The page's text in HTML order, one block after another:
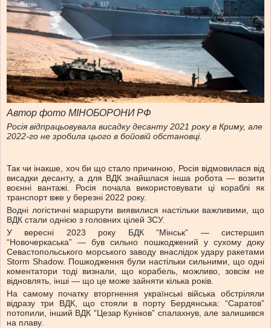
Автор фото МІНОБОРОНИ РФ
Росія відпрацьовувала висадку десанту 2021 року в Криму, але
2022-го не зробила цього в бойовій обстановці.
Так чи інакше, хоч би що стало причиною, Росія відмовилася від
висадки десанту, а для ВДК знайшлася інша робота — возити
воєнні вантажі. Росія почала використовувати ці кораблі як
транспорт вже у березні 2022 року.
Водні логістичні маршрути виявилися настільки важливими, що
ВДК стали однією з головних цілей ЗСУ.
У вересні 2023 року БДК “Мінськ” — систершип
“Новочеркаська” — був сильно пошкоджений у сухому доку
Севастопольського морського заводу внаслідок удару ракетами
Storm Shadow. Пошкодження були настільки сильними, що одні
коментатори тоді визнали, що корабель, можливо, зовсім не
відновлять, інші — що це може зайняти кілька років.
На самому початку вторгнення українські війська обстріляли
відразу три ВДК, що стояли в порту Бердянська: “Саратов”
потопили, інший ВДК “Цезар Куніков” спалахнув, але залишився
на плаву.